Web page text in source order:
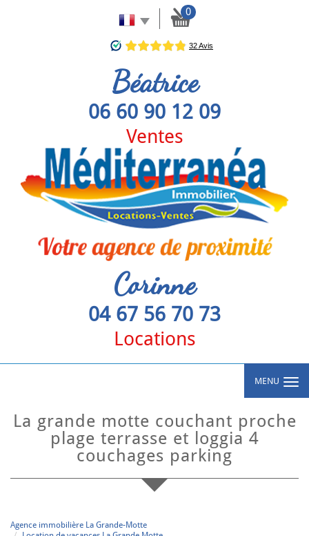
0
Béatrice
06 60 90 12 09
Ventes
Corinne
04 67 56 70 73
Locations
MENU
la grande motte couchant proche
plage terrasse et loggia 4
couchages parking
Agence immobilière La Grande-Motte